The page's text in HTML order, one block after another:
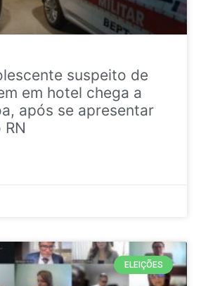
suspeito de
em hotel chega a
após se apresentar
ELEIÇÕES